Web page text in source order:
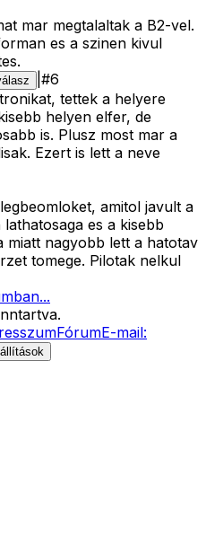
mar megtalaltak a B2-vel.
es a szinen kivul
#6
tettek a helyere
helyen elfer, de
is. Plusz most mar a
Ezert is lett a neve
amitol javult a
es a kisebb
miatt nagyobb lett a hatotav
tomege. Pilotak nelkul
FórumE-mail: